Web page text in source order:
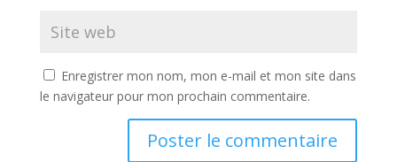
Enregistrer mon nom, mon e-mail et mon site dans
le navigateur pour mon prochain commentaire.